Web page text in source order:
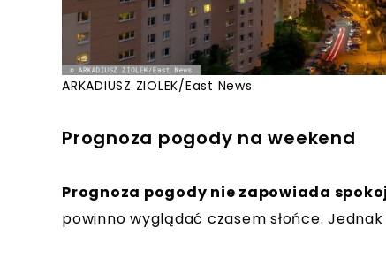
ARKADIUSZ ZIOLEK/East News
Prognoza pogody na weekend
Prognoza pogody nie zapowiada
powinno wyglądać czasem słońce.